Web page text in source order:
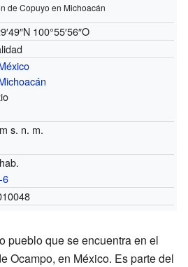
de Copuyo en Michoacán
100°55′56″O
s. n. m.
6
pueblo que se encuentra en el
Ocampo, en México. Es parte del